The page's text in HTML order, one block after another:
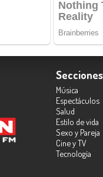
Secciones
Música
Espectáculos
Salud
Estilo de vida
Sexo y Pareja
Cine y TV
Tecnología